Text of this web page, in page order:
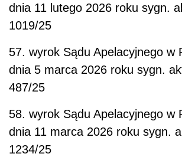
dnia 11 lutego 2026 roku sygn.
1019/25
57. wyrok Sądu Apelacyjnego w
dnia 5 marca 2026 roku sygn.
487/25
58. wyrok Sądu Apelacyjnego w
dnia 11 marca 2026 roku sygn.
1234/25